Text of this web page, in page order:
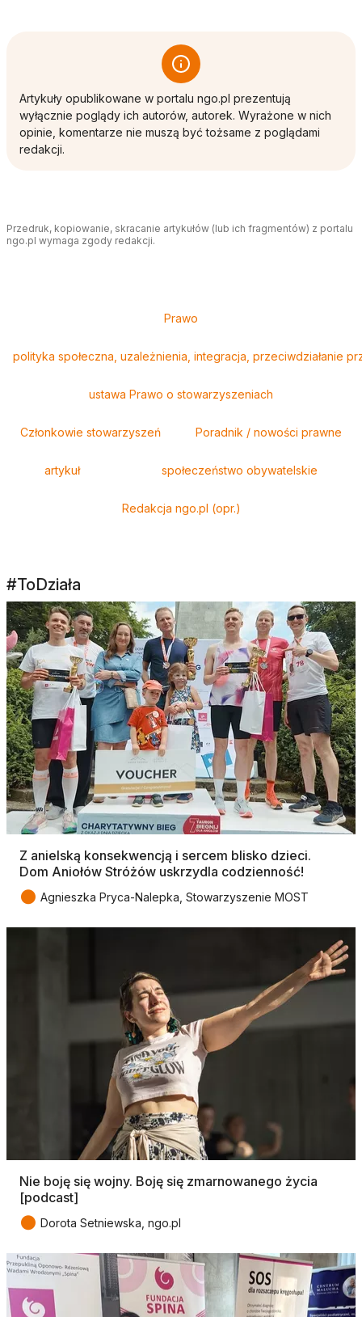
Artykuły opublikowane w portalu ngo.pl prezentują
wyłącznie poglądy ich autorów, autorek. Wyrażone w nich
opinie, komentarze nie muszą być tożsame z poglądami
redakcji.
Przedruk, kopiowanie, skracanie artykułów (lub ich fragmentów) z portalu
ngo.pl wymaga zgody redakcji.
Prawo
polityka społeczna, uzależnienia, integracja, przeciwdziałanie
ustawa Prawo o stowarzyszeniach
Członkowie stowarzyszeń Poradnik / nowości prawne
artykuł społeczeństwo obywatelskie
Redakcja ngo.pl (opr.)
#ToDziała
Z anielską konsekwencją i sercem blisko dzieci.
Dom Aniołów Stróżów uskrzydla codzienność!
● Agnieszka Pryca-Nalepka, Stowarzyszenie MOST
Nie boję się wojny. Boję się zmarnowanego życia
[podcast]
● Dorota Setniewska, ngo.pl